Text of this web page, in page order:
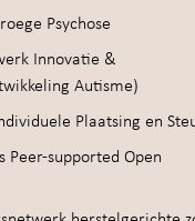
Psychose
Innovatie &
Autisme)
Plaatsing en
Peer-supported Open